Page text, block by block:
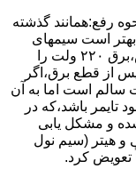
رﻓﻊ:ﻫﻤﺎﻧﻨﺪ ﮔﺬﺷﺘﻪ
است سیمهای
راﺑﻂ ﻫﯿﺘﺮ را ﺟﺪا ﻧﻤﻮده و ﺑﺎ ﯾﮏ ﺳﯿﻢ ﻣﺨﺼﻮص،برق ۲۲۰ ولت را
نمایید.ﭘﺲ از ﻗﻄﻊ ﺑﺮق،اﮔﺮ
ﺳﺎﻟﻢ است اما ﺑﻪ آن
باشد،ﮐﻪ در
و مشکل یابی
و ﻫﯿﺘﺮ (سیم ﻧﻮل
ﺗﻌﻮﯾﺾ کرد.